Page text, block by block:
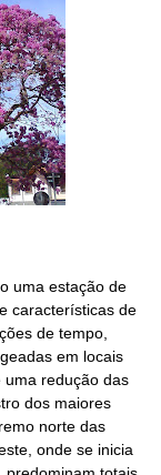
uma estação de
características de
de tempo,
em locais
uma redução das
dos maiores
norte das
onde se inicia